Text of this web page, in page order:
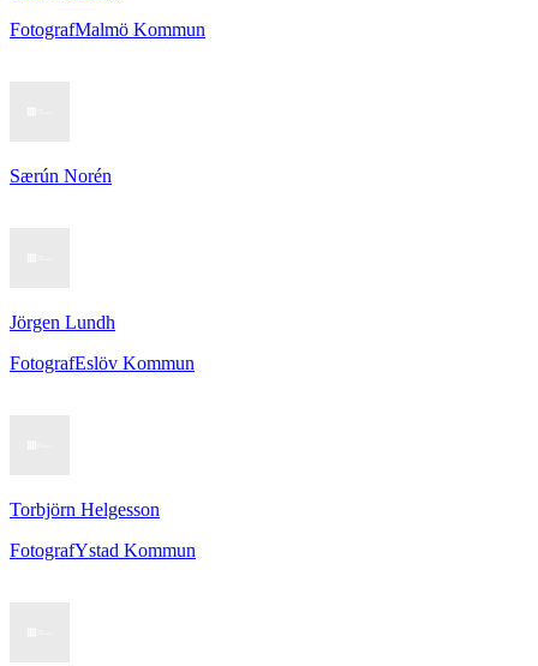
FotografMalmö Kommun
Særún Norén
Jörgen Lundh
FotografEslöv Kommun
Torbjörn Helgesson
FotografYstad Kommun